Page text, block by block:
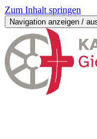
Zum Inhalt springen
Navigation anzeigen /